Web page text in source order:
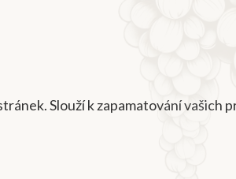
Slouží k zapamatování vašich